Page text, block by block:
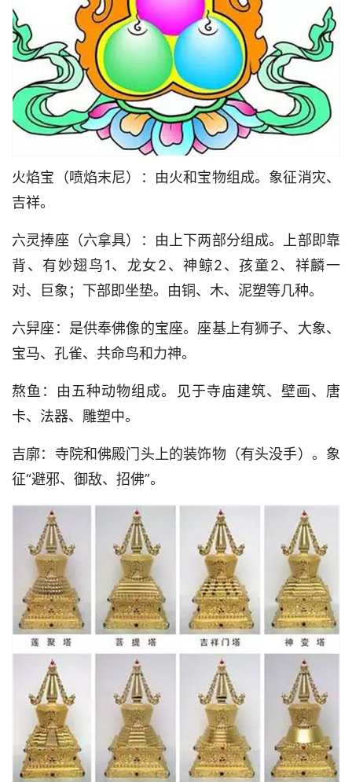
火焰宝（喷焰末尼）：由火和宝物组成。象征消灾、
吉祥。
六灵捧座（六拿具）：由上下两部分组成。上部即靠
背、有妙翅鸟1、龙女2、神鲸2、孩童2、祥麟一
对、巨象；下部即坐垫。由铜、木、泥塑等几种。
六舁座：是供奉佛像的宝座。座基上有狮子、大象、
宝马、孔雀、共命鸟和力神。
熬鱼：由五种动物组成。见于寺庙建筑、壁画、唐
卡、法器、雕塑中。
吉廓：寺院和佛殿门头上的装饰物（有头没手）。象
征“避邪、御敌、招佛”。